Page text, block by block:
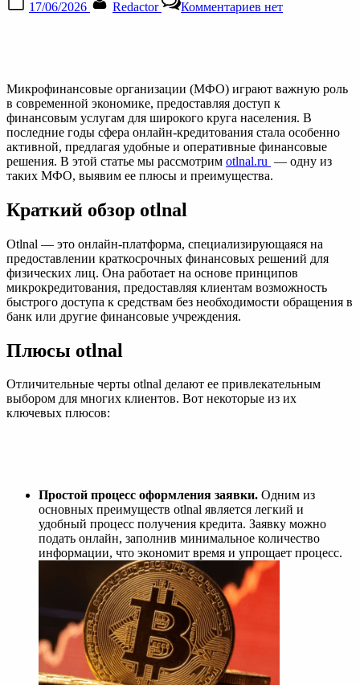
on
17/06/2026 Redactor Комментариевзаписи
займ
МФО
на
гибких
условиях
нет
Микрофинансовые организации (МФО) играют важную роль
в современной экономике, предоставляя доступ к
финансовым услугам для широкого круга населения. В
последние годы сфера онлайн-кредитования стала особенно
активной, предлагая удобные и оперативные финансовые
решения. В этой статье мы рассмотрим otlnal.ru — одну из
таких МФО, выявим ее плюсы и преимущества.
Краткий обзор otlnal
Otlnal — это онлайн-платформа, специализирующаяся на
предоставлении краткосрочных финансовых решений для
физических лиц. Она работает на основе принципов
микрокредитования, предоставляя клиентам возможность
быстрого доступа к средствам без необходимости обращения в
банк или другие финансовые учреждения.
Плюсы otlnal
Отличительные черты otlnal делают ее привлекательным
выбором для многих клиентов. Вот некоторые из их
ключевых плюсов:
Простой процесс оформления заявки. Одним из
основных преимуществ otlnal является легкий и
удобный процесс получения кредита. Заявку можно
подать онлайн, заполнив минимальное количество
информации, что экономит время и упрощает процесс.